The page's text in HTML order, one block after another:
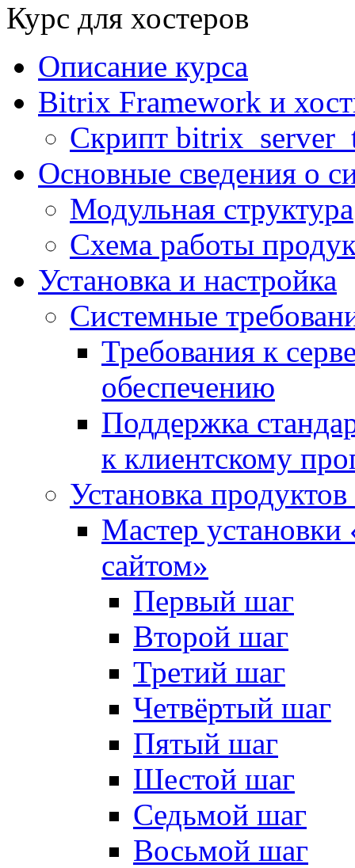
Курс для хостеров
Описание курса
Bitrix Framework и
Скрипт
Основные сведения о
Модульная структура
Схема работы
Установка и настройка
Системные
Требования к
обеспечению
Поддержка
к клиентскому
Установка
Мастер
сайтом»
Первый шаг
Второй шаг
Третий шаг
Четвёртый шаг
Пятый шаг
Шестой шаг
Седьмой шаг
Восьмой шаг